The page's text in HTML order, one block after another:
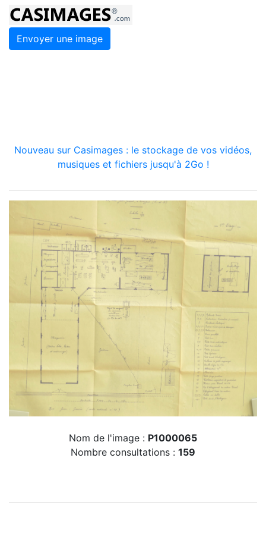
Envoyer une image
Nouveau sur Casimages : le stockage de vos vidéos,
musiques et fichiers jusqu'à 2Go !
Nom de l'image : P1000065
Nombre consultations : 159